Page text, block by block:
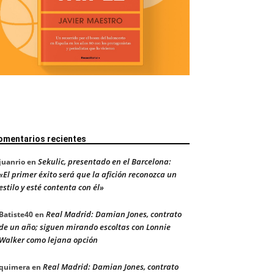
recientes
en Sekulic, presentado en el Barcelona:
primer éxito será que la afición reconozca un
y esté contenta con él»
en Real Madrid: Damian Jones, contrato
un año; siguen mirando escoltas con Lonnie
como lejana opción
en Real Madrid: Damian Jones, contrato